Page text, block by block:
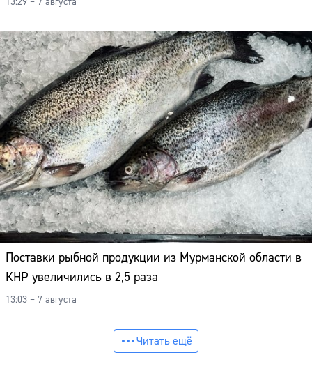
Поставки рыбной продукции из Мурманской области в
КНР увеличились в 2,5 раза
13:03 – 7 августа
Читать ещё